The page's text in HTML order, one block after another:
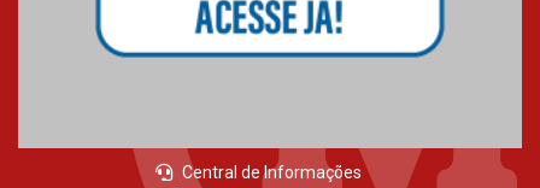
Central de Informações